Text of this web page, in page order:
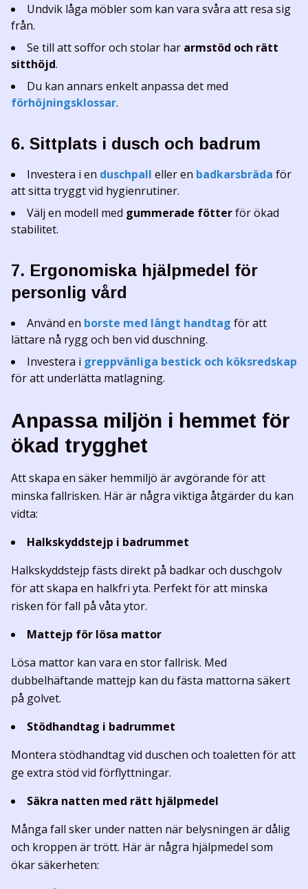
Undvik låga möbler som kan vara svåra att resa sig
från.
Se till att soffor och stolar har armstöd och rätt
sitthöjd.
Du kan annars enkelt anpassa det med
förhöjningsklossar.
6. Sittplats i dusch och badrum
Investera i en duschpall eller en badkarsbräda för
att sitta tryggt vid hygienrutiner.
Välj en modell med gummerade fötterför ökad
stabilitet.
7. Ergonomiska hjälpmedel för
personlig vård
Använd en borste med långt handtag för att
lättare nå rygg och ben vid duschning.
Investera i greppvänliga bestick och köksredskap
för att underlätta matlagning.
Anpassa miljön i hemmet för
ökad trygghet
Att skapa en säker hemmiljö är avgörande för att
minska fallrisken. Här är några viktiga åtgärder du kan
vidta:
Halkskyddstejp i badrummet
Halkskyddstejp fästs direkt på badkar och duschgolv
för att skapa en halkfri yta. Perfekt för att minska
risken för fall på våta ytor.
Mattejp för lösa mattor
Lösa mattor kan vara en stor fallrisk. Med
dubbelhäftande mattejp kan du fästa mattorna säkert
på golvet.
Stödhandtag i badrummet
Montera stödhandtag vid duschen och toaletten för att
ge extra stöd vid förflyttningar.
Säkra natten med rätt hjälpmedel
Många fall sker under natten när belysningen är dålig
och kroppen är trött. Här är några hjälpmedel som
ökar säkerheten: